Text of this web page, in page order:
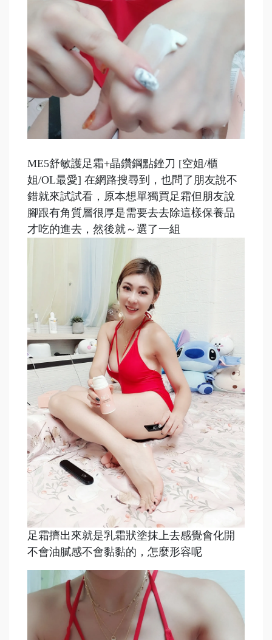
ME5舒敏護足霜+晶鑽鋼點銼刀 [空姐/櫃
姐/OL最愛] 在網路搜尋到，也問了朋友說不
錯就來試試看，原本想單獨買足霜但朋友說
腳跟有角質層很厚是需要去去除這樣保養品
才吃的進去，然後就～選了一組
足霜擠出來就是乳霜狀塗抹上去感覺會化開
不會油膩感不會黏黏的，怎麼形容呢